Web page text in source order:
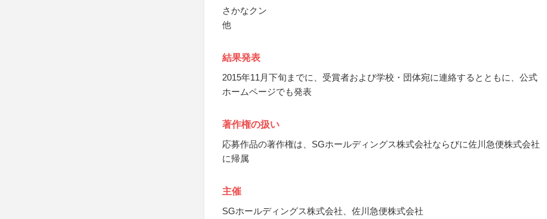
さかなクン
他
結果発表
2015年11月下旬までに、受賞者および学校・団体宛に連絡するとともに、公式
ホームページでも発表
著作権の扱い
応募作品の著作権は、SGホールディングス株式会社ならびに佐川急便株式会社
に帰属
主催
SGホールディングス株式会社、佐川急便株式会社